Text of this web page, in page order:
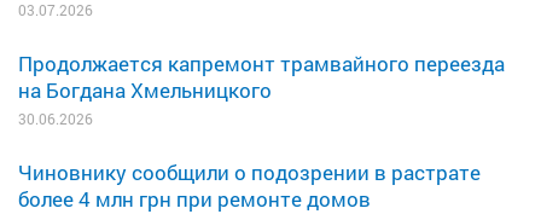
03.07.2026
Продолжается капремонт трамвайного переезда
на Богдана Хмельницкого
30.06.2026
Чиновнику сообщили о подозрении в растрате
более 4 млн грн при ремонте домов